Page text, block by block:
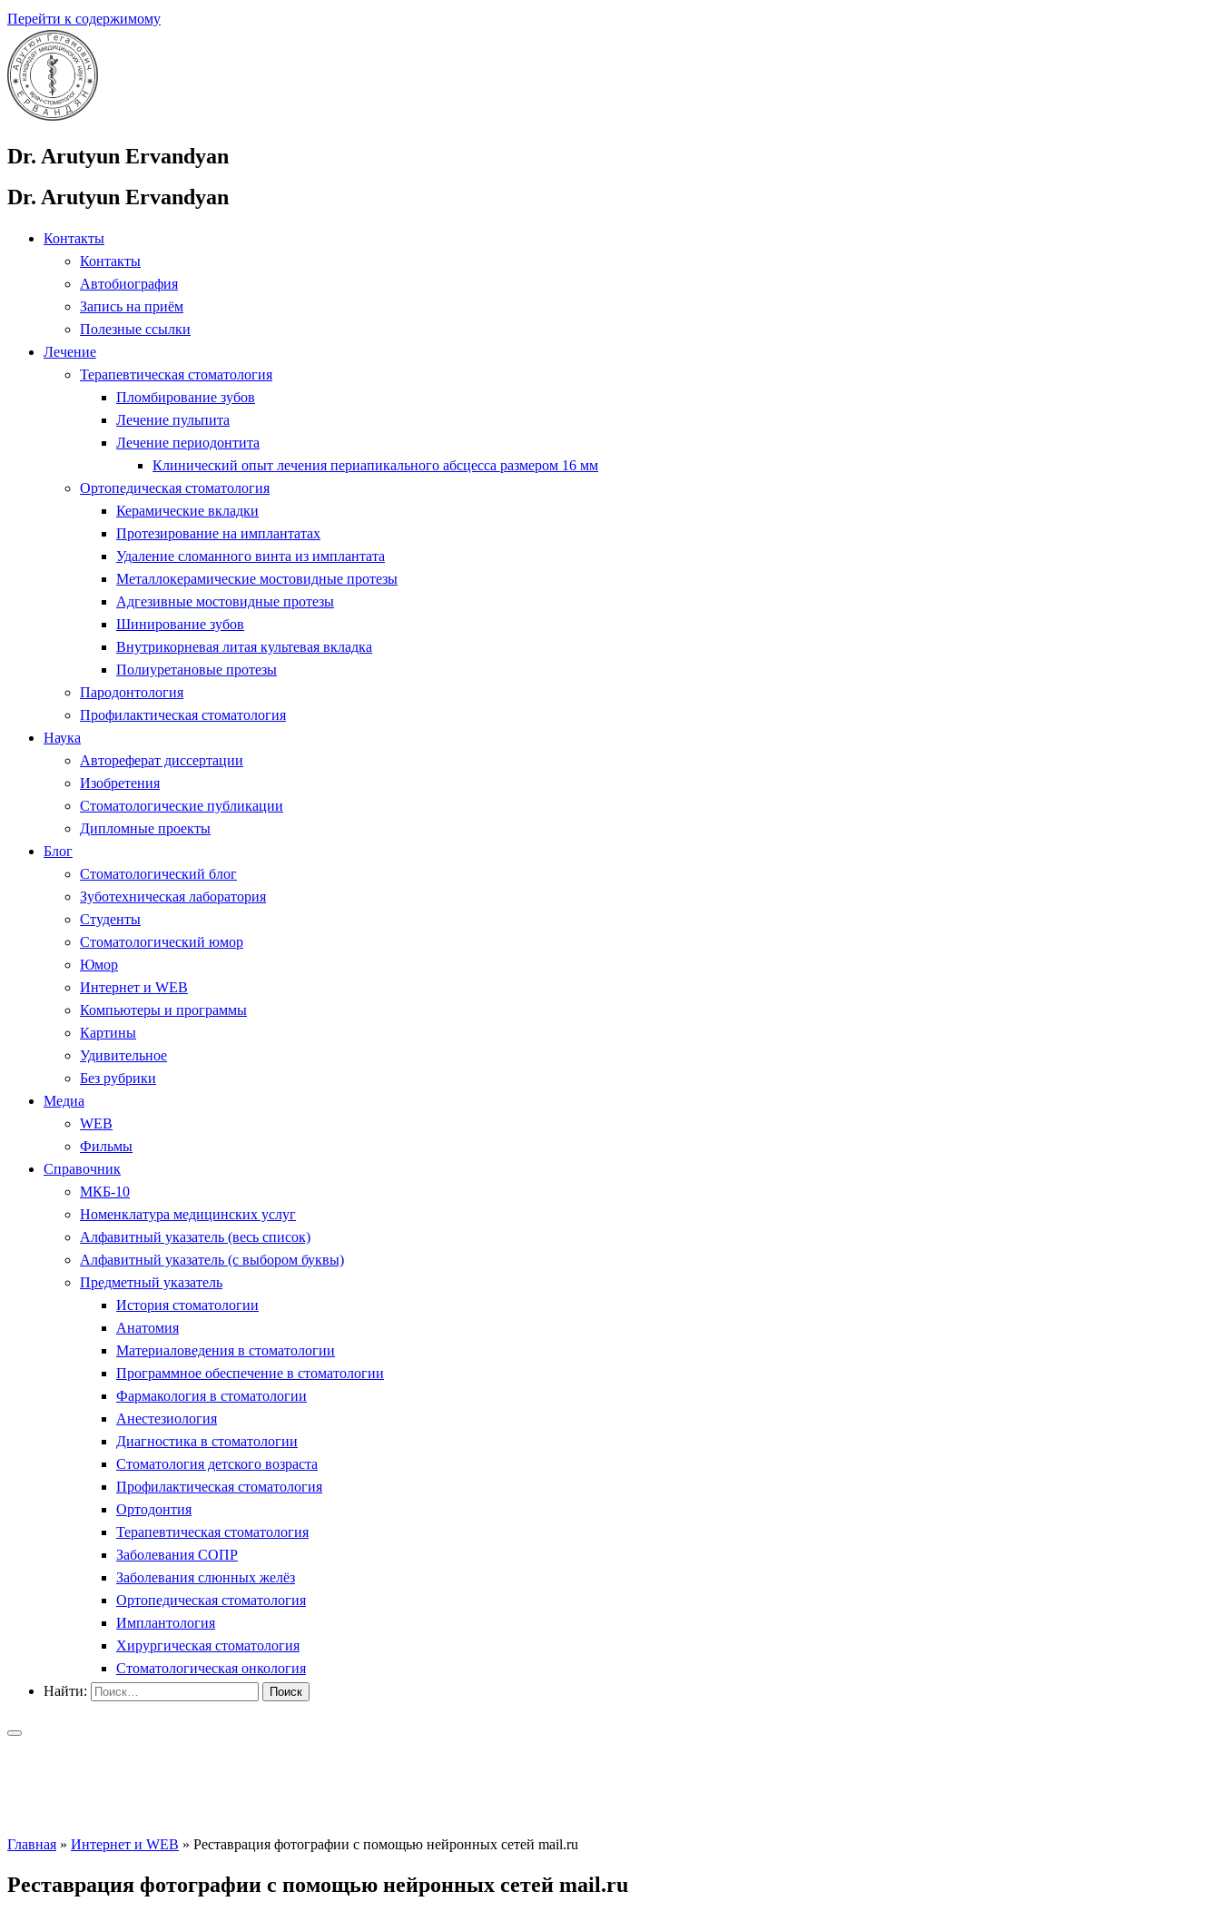
Перейти к содержимому
Dr. Arutyun Ervandyan
Dr. Arutyun Ervandyan
Контакты
Контакты
Автобиография
Запись на приём
Полезные ссылки
Лечение
Терапевтическая стоматология
Пломбирование зубов
Лечение пульпита
Лечение периодонтита
Клинический опыт лечения периапикального абсцесса размером 16 мм
Ортопедическая стоматология
Керамические вкладки
Протезирование на имплантатах
Удаление сломанного винта из имплантата
Металлокерамические мостовидные протезы
Адгезивные мостовидные протезы
Шинирование зубов
Внутрикорневая литая культевая вкладка
Полиуретановые протезы
Пародонтология
Профилактическая стоматология
Наука
Автореферат диссертации
Изобретения
Стоматологические публикации
Дипломные проекты
Блог
Стоматологический блог
Зуботехническая лаборатория
Студенты
Стоматологический юмор
Юмор
Интернет и WEB
Компьютеры и программы
Картины
Удивительное
Без рубрики
Медиа
WEB
Фильмы
Справочник
МКБ-10
Номенклатура медицинских услуг
Алфавитный указатель (весь список)
Алфавитный указатель (с выбором буквы)
Предметный указатель
История стоматологии
Анатомия
Материаловедения в стоматологии
Программное обеспечение в стоматологии
Фармакология в стоматологии
Анестезиология
Диагностика в стоматологии
Стоматология детского возраста
Профилактическая стоматология
Ортодонтия
Терапевтическая стоматология
Заболевания СОПР
Заболевания слюнных желёз
Ортопедическая стоматология
Имплантология
Хирургическая стоматология
Стоматологическая онкология
Найти:
Главная » Интернет и WEB » Реставрация фотографии с помощью нейронных сетей mail.ru
Реставрация фотографии с помощью нейронных сетей mail.ru